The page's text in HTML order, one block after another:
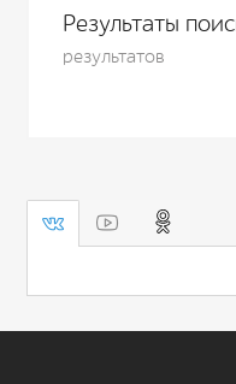
Результаты
результатов